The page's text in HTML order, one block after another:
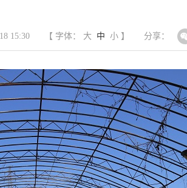
15:30 【 字体： 大 中 小】 分享：